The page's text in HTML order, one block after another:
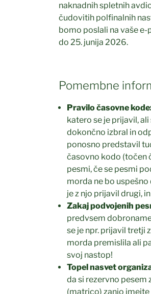
naknadnih spletnih
čudovitih polfinalnih
bomo poslali na vaše
do 25. junija 2026.
Pomembne
Pravilo časovne
katero se je prijavil,
dokončno izbral in
ponosno predstavil
časovno kodo (točen
pesmi, če se pesmi
morda ne bo
je z njo prijavil drugi,
Zakaj podvojenih
predvsem
se je npr. prijavil tretji
morda premislila ali
svoj nastop!
Topel nasvet
da si rezervno pesem
(matrico) zanjo